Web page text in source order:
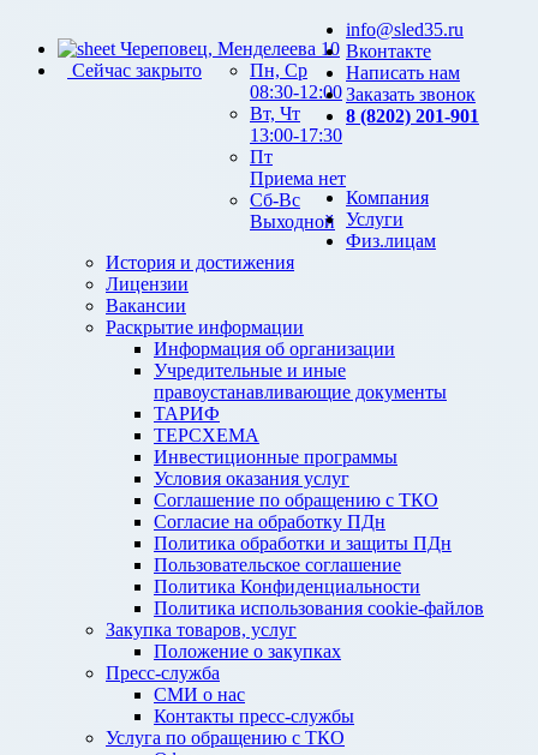
Череповец, Менделеева 10
Сейчас закрыто
Пн, Ср
08:30-12:00
Вт, Чт
13:00-17:30
Пт
Приема нет
Сб-Вс
Выходной
info@sled35.ru
Вконтакте
Написать нам
Заказать звонок
8 (8202) 201-901
Компания
История и достижения
Лицензии
Вакансии
Раскрытие информации
Информация об организации
Учредительные и иные
правоустанавливающие документы
ТАРИФ
ТЕРСХЕМА
Инвестиционные программы
Условия оказания услуг
Соглашение по обращению с ТКО
Согласие на обработку ПДн
Политика обработки и защиты ПДн
Пользовательское соглашение
Политика Конфиденциальности
Политика использования cookie-файлов
Закупка товаров, услуг
Положение о закупках
Пресс-служба
СМИ о нас
Контакты пресс-службы
Услуги
Услуга по обращению с ТКО
Физ.лицам